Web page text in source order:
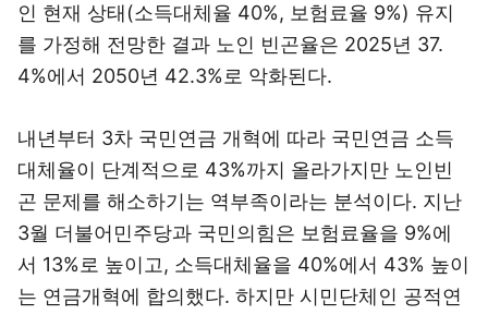
인 현재 상태(소득대체율 40%, 보험료율 9%) 유지
를 가정해 전망한 결과 노인 빈곤율은 2025년 37.
4%에서 2050년 42.3%로 악화된다.
내년부터 3차 국민연금 개혁에 따라 국민연금 소득
대체율이 단계적으로 43%까지 올라가지만 노인빈
곤 문제를 해소하기는 역부족이라는 분석이다. 지난
3월 더불어민주당과 국민의힘은 보험료율을 9%에
서 13%로 높이고, 소득대체율을 40%에서 43% 높이
는 연금개혁에 합의했다. 하지만 시민단체인 공적연